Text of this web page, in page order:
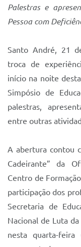
Lei de acesso à
Mobilidade Urbana
Ouvidoria da Cidade
Parque Escola
Quadra Fiscal
SIC
Sistema Colab
Palestras e
Pessoa com
Santo André, 21
troca de
início na noite
Simpósio de
palestras,
entre outras
A abertura contou
Cadeirante” da
Centro de
participação dos
Secretaria de
Nacional de Luta
nesta quarta-